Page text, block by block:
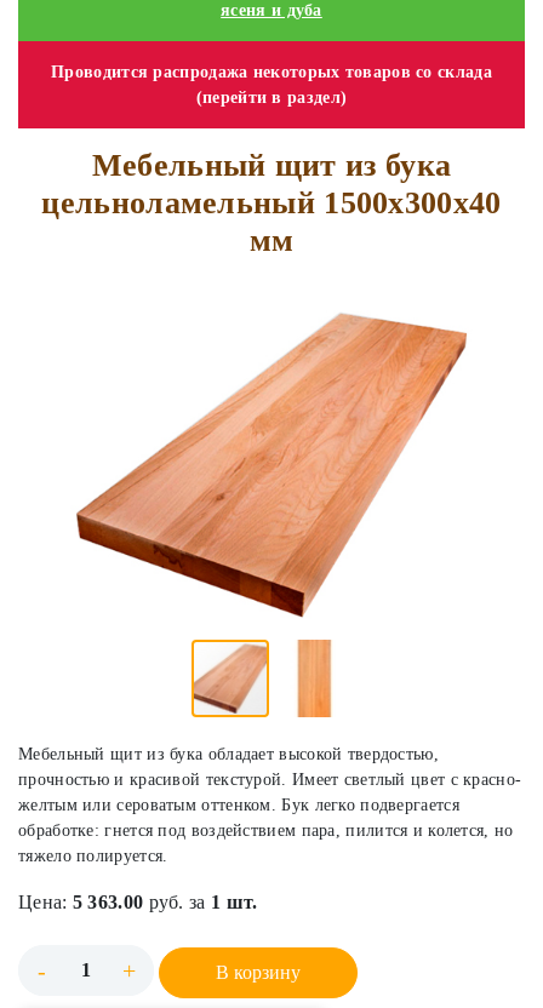
ясеня и дуба
Проводится распродажа некоторых товаров со склада
(перейти в раздел)
Мебельный щит из бука
цельноламельный 1500х300х40
мм
Мебельный щит из бука обладает высокой твердостью,
прочностью и красивой текстурой. Имеет светлый цвет с красно-
желтым или сероватым оттенком. Бук легко подвергается
обработке: гнется под воздействием пара, пилится и колется, но
тяжело полируется.
Цена: 5 363.00 руб. за 1 шт.
- + В корзину